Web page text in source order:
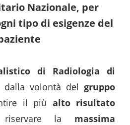
Nazionale, per
tipo di esigenze del
di Radiologia di
dalla volontà del gruppo
il più alto risultato
la massima